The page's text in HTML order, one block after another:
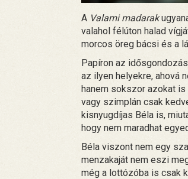
A Valami madarak
valahol félúton halad
morcos öreg bácsi és a
Papíron az
az ilyen helyekre, ahová
hanem sokszor azokat
vagy szimplán csak
kisnyugdíjas Béla is,
hogy nem maradhat
Béla viszont nem egy
menzakaját nem eszi
még a lottózóba is csak